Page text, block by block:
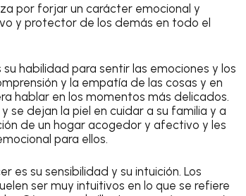
por forjar un carácter emocional y
y protector de los demás en todo el
su habilidad para sentir las emociones y los
y la empatía de las cosas y en
hablar en los momentos más delicados.
dejan la piel en cuidar a su familia y a
de un hogar acogedor y afectivo y les
para ellos.
es su sensibilidad y su intuición. Los
ser muy intuitivos en lo que se refiere